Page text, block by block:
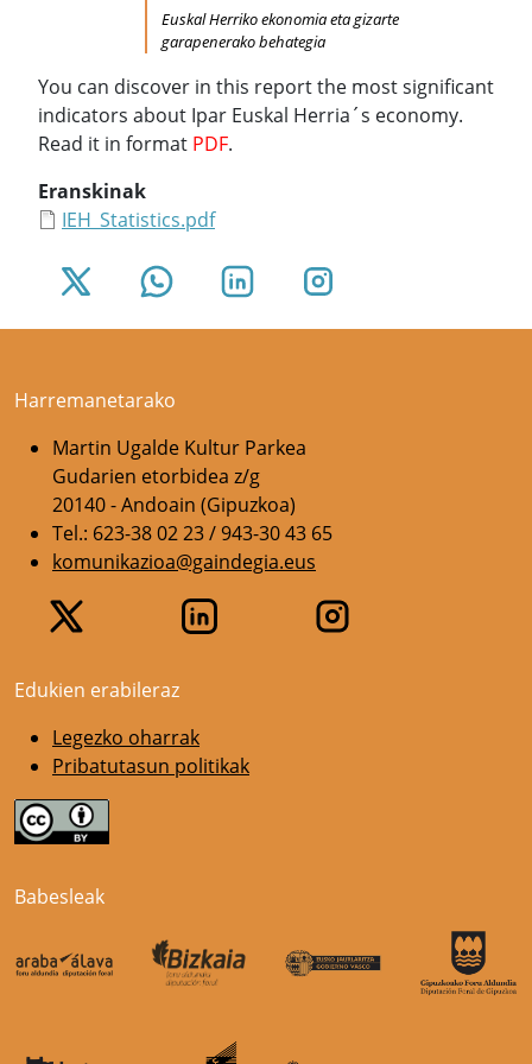
Euskal Herriko ekonomia eta gizarte
garapenerako behategia
You can discover in this report the most significant
indicators about Ipar Euskal Herria´s economy.
Read it in format PDF.
Eranskinak
IEH_Statistics.pdf
Harremanetarako
Martin Ugalde Kultur Parkea
Gudarien etorbidea z/g
20140 - Andoain (Gipuzkoa)
Tel.: 623-38 02 23 / 943-30 43 65
komunikazioa@gaindegia.eus
Edukien erabileraz
Legezko oharrak
Pribatutasun politikak
Babesleak